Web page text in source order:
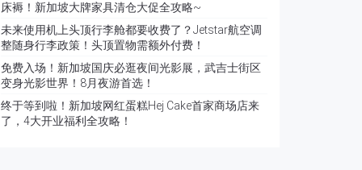
床褥！新加坡大牌家具清仓大促全攻略~
未来使用机上头顶行李舱都要收费了？Jetstar航空调
整随身行李政策！头顶置物需额外付费！
免费入场！新加坡国庆必逛夜间光影展，武吉士街区
变身光影世界！8月夜游首选！
终于等到啦！新加坡网红蛋糕Hej Cake首家商场店来
了，4大开业福利全攻略！